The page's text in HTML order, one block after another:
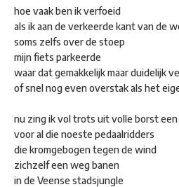
hoe vaak ben ik verfoeid
als ik aan de verkeerde kant van de
soms zelfs over de stoep
mijn fiets parkeerde
waar dat gemakkelijk maar duidelijk
of snel nog even overstak als het
nu zing ik vol trots uit volle borst
voor al die noeste pedaalridders
die kromgebogen tegen de wind
zichzelf een weg banen
in de Veense stadsjungle